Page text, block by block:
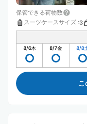
保管できる荷物数
スーツケースサイズ :3
8/6木 8/7金 8/8
こ